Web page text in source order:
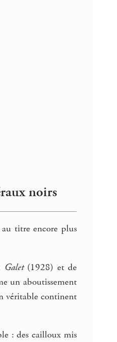
noirs
titre encore plus
Galet(1928) et de
un aboutissement
véritable continent
: des cailloux mis